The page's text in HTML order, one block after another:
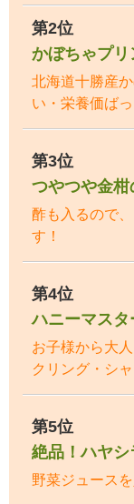
第2位
かぼちゃプリ
北海道十勝産
い・栄養価ば
第3位
つやつや金柑
酢も入るので
す！
第4位
ハニーマス
お子様から大
クリング・シ
第5位
絶品！ハヤシ
野菜ジュース